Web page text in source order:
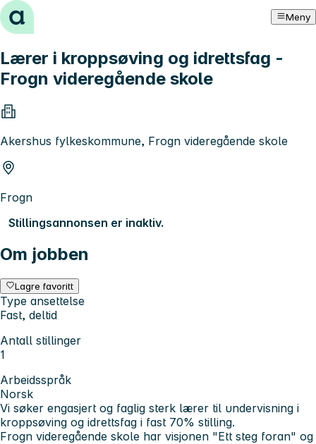
Hopp til innhold Meny
Lærer i kroppsøving og idrettsfag -
Frogn videregående skole
Akershus fylkeskommune, Frogn videregående skole
Frogn
Stillingsannonsen er inaktiv.
Om jobben
Lagre favoritt
Type ansettelse
Fast, deltid
Antall stillinger
1
Arbeidsspråk
Norsk
Vi søker engasjert og faglig sterk lærer til undervisning i
kroppsøving og idrettsfag i fast 70% stilling.
Frogn videregående skole har visjonen "Ett steg foran" og